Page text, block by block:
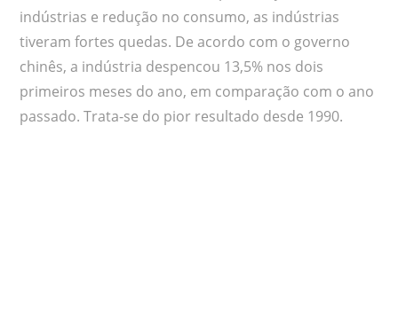
indústrias e redução no consumo, as indústrias
tiveram fortes quedas. De acordo com o governo
chinês, a indústria despencou 13,5% nos dois
primeiros meses do ano, em comparação com o ano
passado. Trata-se do pior resultado desde 1990.